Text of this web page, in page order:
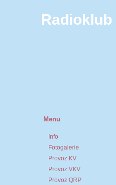
Radioklub
Menu
Info
Fotogalerie
Provoz KV
Provoz VKV
Provoz QRP